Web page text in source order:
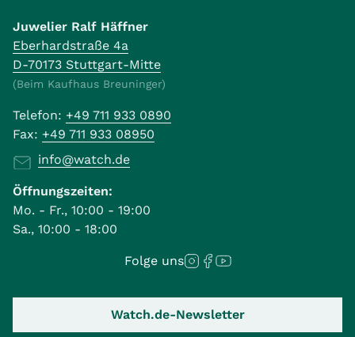
Juwelier Ralf Häffner
Eberhardstraße 4a
D-70173 Stuttgart-Mitte
(Beim Kaufhaus Breuninger)
Telefon: +49 711 933 0890
Fax: +49 711 933 08950
info@watch.de
Öffnungszeiten:
Mo. - Fr., 10:00 - 19:00
Sa., 10:00 - 18:00
Folge uns
Watch.de-Newsletter